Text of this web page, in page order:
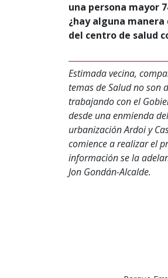
una persona mayor
¿hay alguna
del centro de salud
Estimada vecina,
temas de Salud no son
trabajando con el
desde una enmienda
urbanización Ardoi y
comience a realizar el
información se la
Jon Gondán-Alcalde.